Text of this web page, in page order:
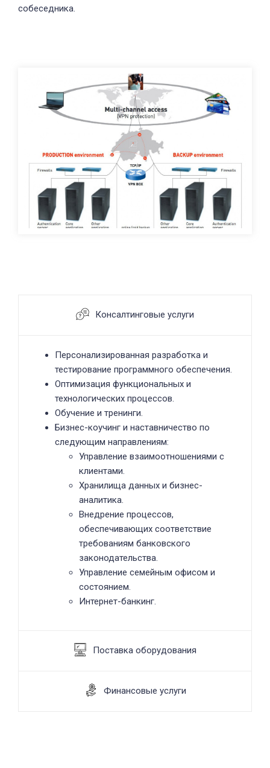
собеседника.
Консалтинговые услуги
Персонализированная разработка и
тестирование программного обеспечения.
Оптимизация функциональных и
технологических процессов.
Обучение и тренинги.
Бизнес-коучинг и наставничество по
следующим направлениям:
Управление взаимоотношениями с
клиентами.
Хранилища данных и бизнес-
аналитика.
Внедрение процессов,
обеспечивающих соответствие
требованиям банковского
законодательства.
Управление семейным офисом и
состоянием.
Интернет-банкинг.
Поставка оборудования
Финансовые услуги